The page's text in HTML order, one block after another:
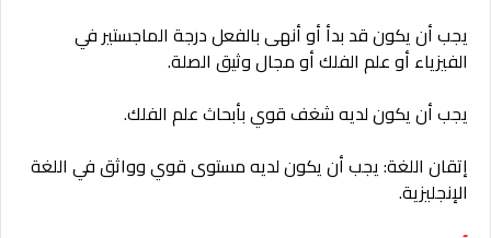
يجب أن يكون قد بدأ أو أنهى بالفعل درجة الماجستير في
الفيزياء أو علم الفلك أو مجال وثيق الصلة.
يجب أن يكون لديه شغف قوي بأبحاث علم الفلك.
إتقان اللغة: يجب أن يكون لديه مستوى قوي وواثق في اللغة
الإنجليزية.